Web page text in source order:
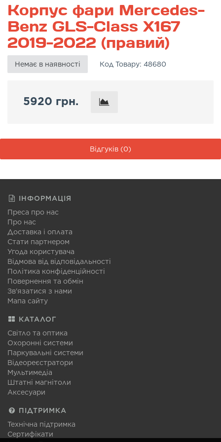
Корпус фари Mercedes-
Benz GLS-Class X167
2019-2022 (правий)
Немає в наявності Код Товару: 48680
5920 грн.
Відгуків (0)
ІНФОРМАЦІЯ
Преса про нас
Про нас
Доставка і оплата
Стати партнером
Угода користувача
Відмова від відповідальності
Політика конфіденційності
Повернення та обмін
Зв'язатися з нами
Мапа сайту
КАТАЛОГ
Світло та оптика
Охоронні системи
Паркувальні системи
Відеореєстратори
Мультимедіа
Штатні магнітоли
Аксесуари
ПІДТРИМКА
Технічна підтримка
Сертифікати